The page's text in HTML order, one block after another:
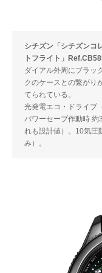
シチズン「シチズンコ
トフライト」
ダイアル外周にブラッ
クのケースとの繋がり
てられている。
光発電エコ・ドライブ
パワーセーブ作動時
れも設計値）。10気圧
み）。